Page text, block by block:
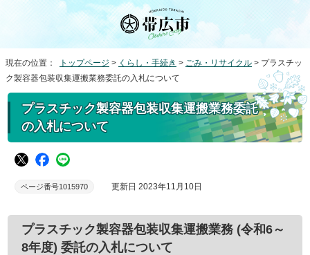
現在の位置： トップページ > くらし・手続き > ごみ・リサイクル > プラスチッ
ク製容器包装収集運搬業務委託の入札について
プラスチック製容器包装収集運搬業務委託
の入札について
ページ番号1015970 更新日 2023年11月10日
プラスチック製容器包装収集運搬業務 (令和6～
8年度) 委託の入札について